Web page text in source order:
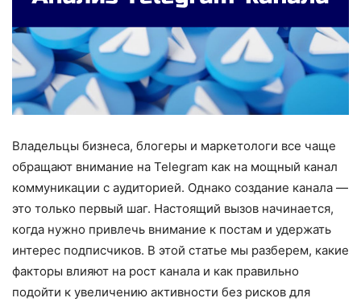
Владельцы бизнеса, блогеры и маркетологи все чаще
обращают внимание на Telegram как на мощный канал
коммуникации с аудиторией. Однако создание канала —
это только первый шаг. Настоящий вызов начинается,
когда нужно привлечь внимание к постам и удержать
интерес подписчиков. В этой статье мы разберем, какие
факторы влияют на рост канала и как правильно
подойти к увеличению активности без рисков для